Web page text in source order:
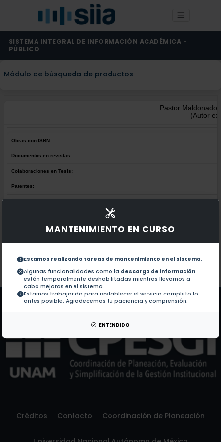
MANTENIMIENTO EN CURSO
Estamos realizando tareas de mantenimiento en el sistema.
Algunas funcionalidades como la descarga de información
están temporalmente deshabilitadas mientras llevamos a
cabo mejoras en el sistema.
Estamos trabajando para restablecer el servicio completo lo
antes posible. Agradecemos tu paciencia y comprensión.
ENTENDIDO
SISTEMA INTEGRAL DE INFORMACIÓN ACADÉMICA -
PÚBLICO
Módulo de búsqueda de productos
Pastor Maldonado,
(Autor
Obras con ISBN:
Documentos en revistas:
Colaboraciones en Tesis:
Patentes:
No hay obras de este autor.
Documentos en revistas: No hay revistas de este autor.
Patentes: No hay patentes de este autor.
Créditos Contacto Coordinación de Planeación